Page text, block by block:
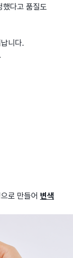
다고 품질도
니다.
로 만들어 변색